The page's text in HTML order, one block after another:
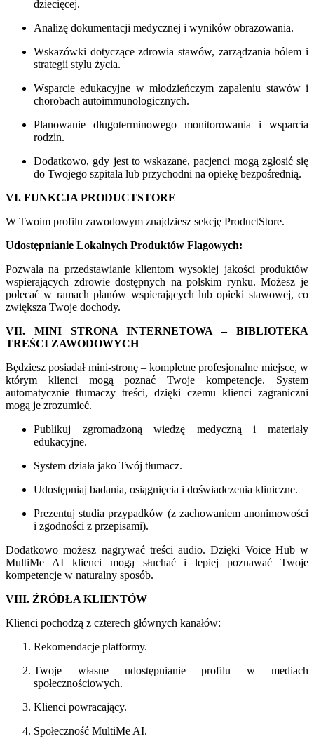
dziecięcej.
Analizę dokumentacji medycznej i wyników obrazowania.
Wskazówki dotyczące zdrowia stawów, zarządzania bólem i
strategii stylu życia.
Wsparcie edukacyjne w młodzieńczym zapaleniu stawów i
chorobach autoimmunologicznych.
Planowanie długoterminowego monitorowania i wsparcia
rodzin.
Dodatkowo, gdy jest to wskazane, pacjenci mogą zgłosić się
do Twojego szpitala lub przychodni na opiekę bezpośrednią.
VI. FUNKCJA PRODUCTSTORE
W Twoim profilu zawodowym znajdziesz sekcję ProductStore.
Udostępnianie Lokalnych Produktów Flagowych:
Pozwala na przedstawianie klientom wysokiej jakości produktów
wspierających zdrowie dostępnych na polskim rynku. Możesz je
polecać w ramach planów wspierających lub opieki stawowej, co
zwiększa Twoje dochody.
VII. MINI STRONA INTERNETOWA – BIBLIOTEKA
TREŚCI ZAWODOWYCH
Będziesz posiadał mini-stronę – kompletne profesjonalne miejsce, w
którym klienci mogą poznać Twoje kompetencje. System
automatycznie tłumaczy treści, dzięki czemu klienci zagraniczni
mogą je zrozumieć.
Publikuj zgromadzoną wiedzę medyczną i materiały
edukacyjne.
System działa jako Twój tłumacz.
Udostępniaj badania, osiągnięcia i doświadczenia kliniczne.
Prezentuj studia przypadków (z zachowaniem anonimowości
i zgodności z przepisami).
Dodatkowo możesz nagrywać treści audio. Dzięki Voice Hub w
MultiMe AI klienci mogą słuchać i lepiej poznawać Twoje
kompetencje w naturalny sposób.
VIII. ŹRÓDŁA KLIENTÓW
Klienci pochodzą z czterech głównych kanałów:
Rekomendacje platformy.
Twoje własne udostępnianie profilu w mediach
społecznościowych.
Klienci powracający.
Społeczność MultiMe AI.